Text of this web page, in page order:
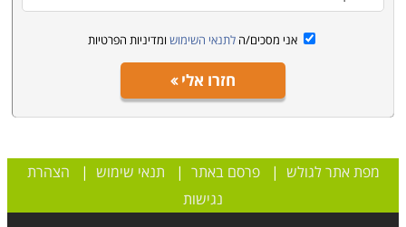
אני מסכים/ה לתנאי השימוש ומדיניות הפרטיות
חזרו אלי
מפת אתר לגולש |פרסם באתר | תנאי שימוש | הצהרת
נגישות